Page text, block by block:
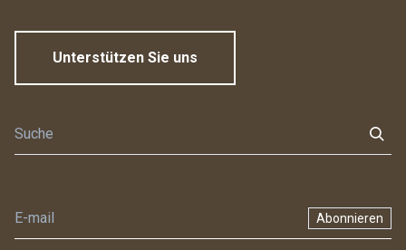
Unterstützen Sie uns
Abonnieren